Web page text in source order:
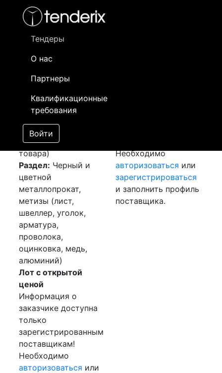
Тендеры
О нас
Партнеры
Квалификационные
требования
Войти
- активный лот
- сохраненный лот (не опубликован)
Закупка: Лист
оцинкованный
[Завершен]
Лот №:4040
АУКЦИОН (покупка
товара)
Раздел: Черный и
цветной
металлопрокат,
метизы (лист,
швеллер, уголок,
арматура,
проволока,
оцинковка, медь,
алюминий)
Лот с открытой
ценой
Информация о
заказчике доступна
только
зарегистрированным
поставщикам!
Необходимо
авторизоваться или
Необходимо
авторизоваться или
зарегистрироваться
и заполнить профиль
поставщика.